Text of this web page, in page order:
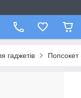
гаджетів